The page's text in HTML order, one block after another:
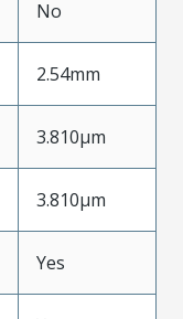
No
2.54mm
3.810µm
3.810µm
Yes